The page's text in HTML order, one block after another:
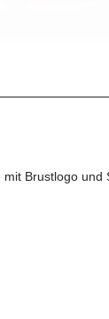
Brustlogo und